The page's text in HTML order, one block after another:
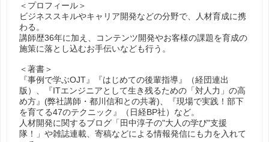
＜プロフィール＞
ビジネススキルやキャリア開発などの分野で、人材育成に携
わる。
講師歴36年に加え、コンテンツ開発やお客様の課題を育成の
施策に落とし込むお手伝いなども行う。
＜著書＞
『事例で学ぶOJT』『はじめての後輩指導』（経団連出
版）、『ITエンジニアとして生き残るための「対人力」の高
め方』(弊社講師・都川信和との共著)、『現場で実践！部下
を育てる47のテクニック』（日経BP社）など。
人材開発に関するブログ「田中淳子の"大人の学び"支援
隊！」や雑誌連載、寄稿などによる情報発信にも力を入れて